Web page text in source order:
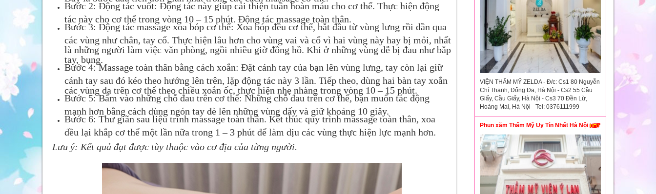
Bước 2: Động tác vuốt: Động tác này giúp cải thiện tuần hoàn máu cho cơ thể. Thực hiện động
tác này cho cơ thể trong vòng 10 – 15 phút. Động tác massage toàn thân.
Bước 3: Động tác massage xoa bóp cơ thể: Xoa bóp đều cơ thể, bắt đầu từ vùng lưng rồi dần qua
các vùng như chân, tay cổ. Thực hiện lâu hơn cho vùng vai và cổ vì hai vùng này hay bị mỏi, nhất
là những người làm việc văn phòng, ngồi nhiều giờ đồng hồ. Khi ở những vùng dễ bị đau như bắp
tay, bụng.
Bước 4: Massage toàn thân bằng cách xoắn: Đặt cánh tay của bạn lên vùng lưng, tay còn lại giữ
cánh tay sau đó kéo theo hướng lên trên, lặp động tác này 3 lần. Tiếp theo, dùng hai bàn tay xoắn
các vùng da trên cơ thể theo chiều xoắn ốc, thực hiện nhẹ nhàng trong vòng 10 – 15 phút.
Bước 5: Bấm vào những chỗ đau trên cơ thể: Những chỗ đau trên cơ thể, bạn muốn tác động
mạnh hơn bằng cách dùng ngón tay đè lên những vùng đấy và giữ khoảng 10 giây.
Bước 6: Thư giãn sau liệu trình massage toàn thân. Kết thúc quy trình massage toàn thân, xoa
đều lại khắp cơ thể một lần nữa trong 1 – 3 phút để làm dịu các vùng thực hiện lực mạnh hơn.
Lưu ý: Kết quả đạt được tùy thuộc vào cơ địa của từng người.
VIỆN THẨM MỸ ZELDA - Đ/c: Cs1 80 Nguyễn
Chí Thanh, Đống Đa, Hà Nội - Cs2 55 Cầu
Giấy, Cầu Giấy, Hà Nội - Cs3 70 Đền Lừ,
Hoàng Mai, Hà Nội - Tel: 0376111999
Phun xăm Thẩm Mỹ Uy Tín Nhất Hà Nội